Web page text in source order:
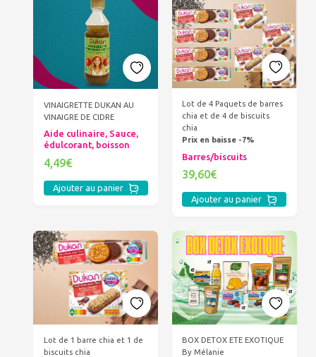
VINAIGRETTE DUKAN AU
VINAIGRE DE CIDRE
Aide culinaire, Sauce,
édulcorant, boisson
4,49€
Ajouter au panier
Lot de 4 Paquets de barres
chia et de 4 de biscuits
chia
Prix en baisse -7%
Barres/biscuits
39,60€
Ajouter au panier
Lot de 1 barre chia et 1 de
biscuits chia
BOX DETOX ETE EXOTIQUE
By Mélanie